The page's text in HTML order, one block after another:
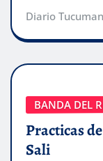
Diario
BANDA DEL
Practicas
Sali